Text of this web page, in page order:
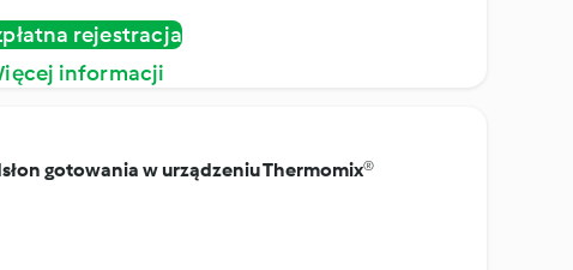
rejestracja
informacji
gotowania w urządzeniu Thermomix®